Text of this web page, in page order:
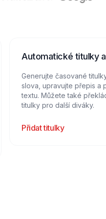
Automatické titulky
Generujte časované
slova, upravujte přepis a
textu. Můžete také
titulky pro další diváky.
Přidat titulky